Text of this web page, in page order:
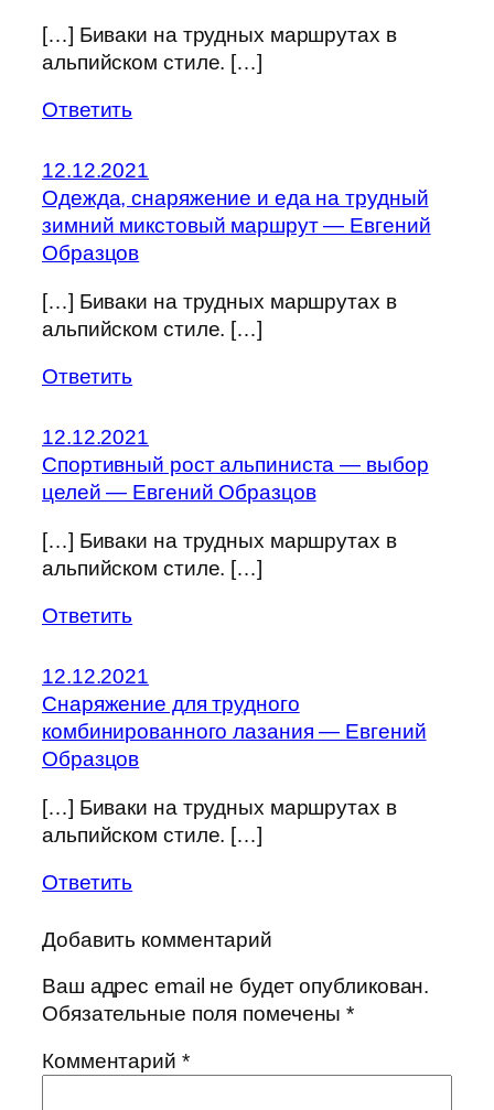
[…] Биваки на трудных маршрутах в
альпийском стиле. […]
Ответить
12.12.2021
Одежда, снаряжение и еда на трудный
зимний микстовый маршрут — Евгений
Образцов
[…] Биваки на трудных маршрутах в
альпийском стиле. […]
Ответить
12.12.2021
Спортивный рост альпиниста — выбор
целей — Евгений Образцов
[…] Биваки на трудных маршрутах в
альпийском стиле. […]
Ответить
12.12.2021
Cнаряжение для трудного
комбинированного лазания — Евгений
Образцов
[…] Биваки на трудных маршрутах в
альпийском стиле. […]
Ответить
Добавить комментарий
Ваш адрес email не будет опубликован.
Обязательные поля помечены*
Комментарий *